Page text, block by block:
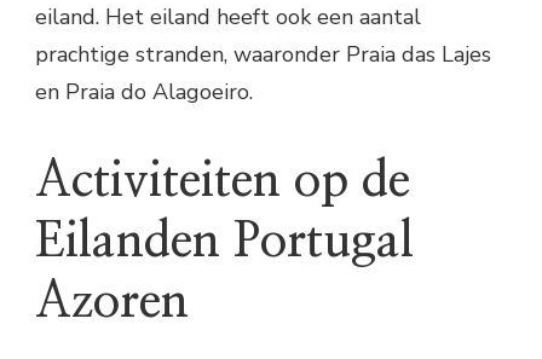
eiland. Het eiland heeft ook een aantal
prachtige stranden, waaronder Praia das Lajes
en Praia do Alagoeiro.
Activiteiten op de
Eilanden Portugal
Azoren